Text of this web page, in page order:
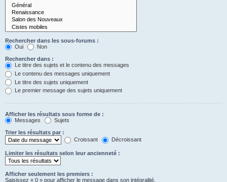
Rechercher dans les sous-forums :
Oui
Non
Rechercher dans :
Le titre des sujets et le contenu des messages
Le contenu des messages uniquement
Le titre des sujets uniquement
Le premier message des sujets uniquement
Afficher les résultats sous forme de :
Messages
Sujets
Trier les résultats par :
Croissant
Décroissant
Limiter les résultats selon leur ancienneté :
Afficher seulement les premiers :
Saisissez « 0 » pour afficher le message dans son intégralité.